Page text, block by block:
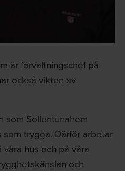
är förvaltningschef på
också vikten av
som Sollentunahem
trygga. Därför arbetar
hus och på våra
och